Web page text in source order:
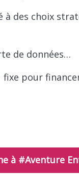
à des choix
de données…
pour
à #Aventure